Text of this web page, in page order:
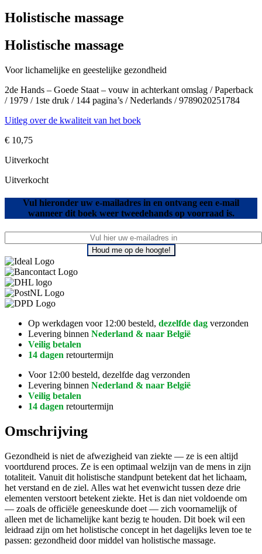
Holistische massage
Holistische massage
Voor lichamelijke en geestelijke gezondheid
2de Hands – Goede Staat – vouw in achterkant omslag / Paperback
/ 1979 / 1ste druk / 144 pagina’s / Nederlands / 9789020251784
Uitleg over de kwaliteit van het boek
€ 10,75
Uitverkocht
Uitverkocht
Vul hieronder uw e-mailadres in en ontvang een e-mail
wanneer dit boek weer tweedehands op voorraad is.
Houd me op de hoogte!
Op werkdagen voor 12:00 besteld, dezelfde dag verzonden
Levering binnen Nederland & naar België
Veilig betalen
14 dagen retourtermijn
Voor 12:00 besteld, dezelfde dag verzonden
Levering binnen Nederland & naar België
Veilig betalen
14 dagen retourtermijn
Omschrijving
Gezondheid is niet de afwezigheid van ziekte — ze is een altijd
voortdurend proces. Ze is een optimaal welzijn van de mens in zijn
totaliteit. Vanuit dit holistische standpunt betekent dat het lichaam,
het verstand en de ziel. Alles wat het evenwicht tussen deze drie
elementen verstoort betekent ziekte. Het is dan niet voldoende om
— zoals de officiële geneeskunde doet — zich voornamelijk of
alleen met de lichamelijke kant bezig te houden. Dit boek wil een
leidraad zijn om het holistische concept in het dagelijks leven toe te
passen: gezondheid door middel van holistische massage.